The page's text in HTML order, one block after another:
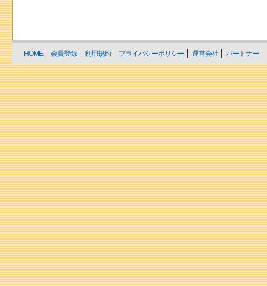
HOME 会員登録 利用規約 プライバシーポリシー 運営会社 パートナー